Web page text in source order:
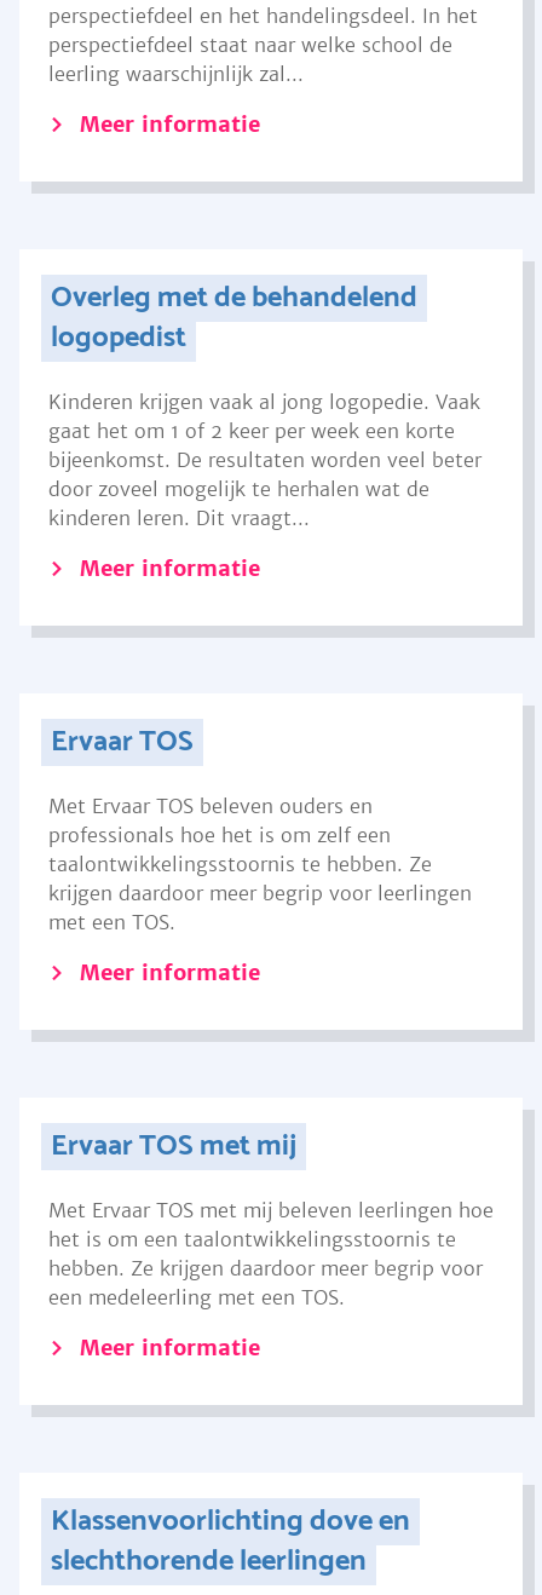
perspectiefdeel en het handelingsdeel. In het
perspectiefdeel staat naar welke school de
leerling waarschijnlijk zal...
Meer informatie
Overleg met de behandelend
logopedist
Kinderen krijgen vaak al jong logopedie. Vaak
gaat het om 1 of 2 keer per week een korte
bijeenkomst. De resultaten worden veel beter
door zoveel mogelijk te herhalen wat de
kinderen leren. Dit vraagt...
Meer informatie
Ervaar TOS
Met Ervaar TOS beleven ouders en
professionals hoe het is om zelf een
taalontwikkelingsstoornis te hebben. Ze
krijgen daardoor meer begrip voor leerlingen
met een TOS.
Meer informatie
Ervaar TOS met mij
Met Ervaar TOS met mij beleven leerlingen hoe
het is om een taalontwikkelingsstoornis te
hebben. Ze krijgen daardoor meer begrip voor
een medeleerling met een TOS.
Meer informatie
Klassenvoorlichting dove en
slechthorende leerlingen